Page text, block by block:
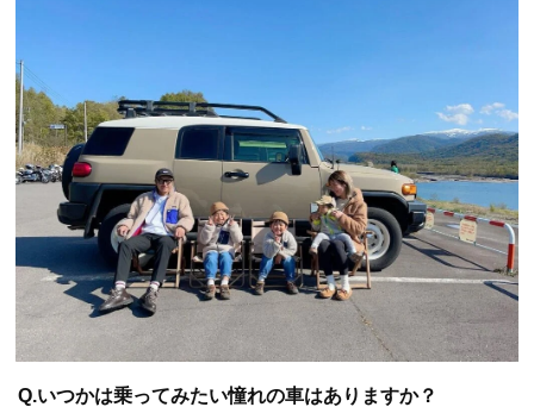
Q.いつかは乗ってみたい憧れの車はありますか？